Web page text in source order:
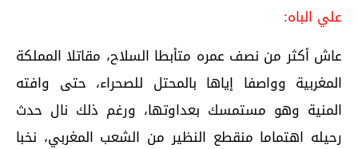
علي الباه:
عاش أكثر من نصف عمره متأبطا السلاح، مقاتلا المملكة
المغربية وواصفا إياها بالمحتل للصحراء، حتى وافته
المنية وهو مستمسك بعداوتها، ورغم ذلك نال حدث
رحيله اهتماما منقطع النظير من الشعب المغربي، نخبا